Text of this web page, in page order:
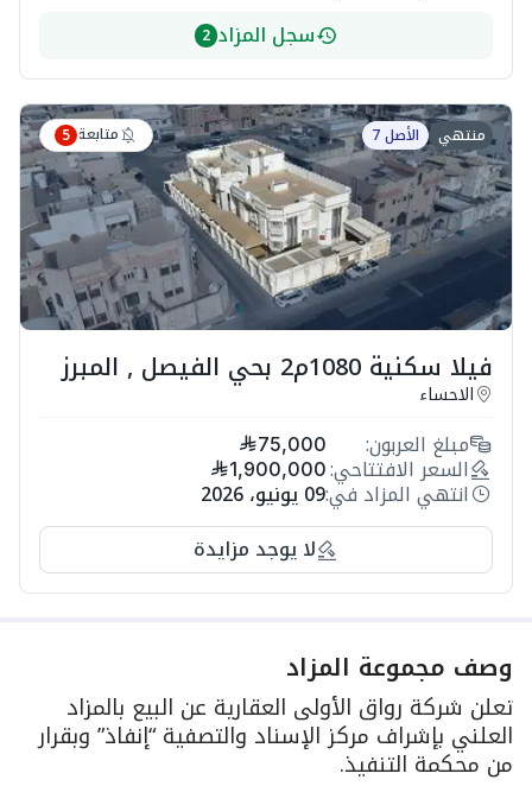
سجل المزاد 2
منتهي الأصل 7 متابعة 5
فيلا سكنية 1080م2 بحي الفيصل , المبرز
الاحساء
مبلغ العربون: 75,000
السعر الافتتاحي: 1,900,000
انتهي المزاد في:09 يونيو، 2026
لا يوجد مزايدة
وصف مجموعة المزاد
تعلن شركة رواق الأولى العقارية عن البيع بالمزاد
العلني بإشراف مركز الإسناد والتصفية “إنفاذ” وبقرار
من محكمة التنفيذ.